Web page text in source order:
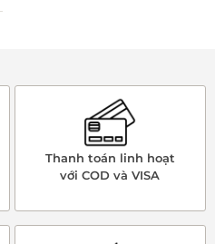
Thanh toán linh hoạt
với COD và VISA